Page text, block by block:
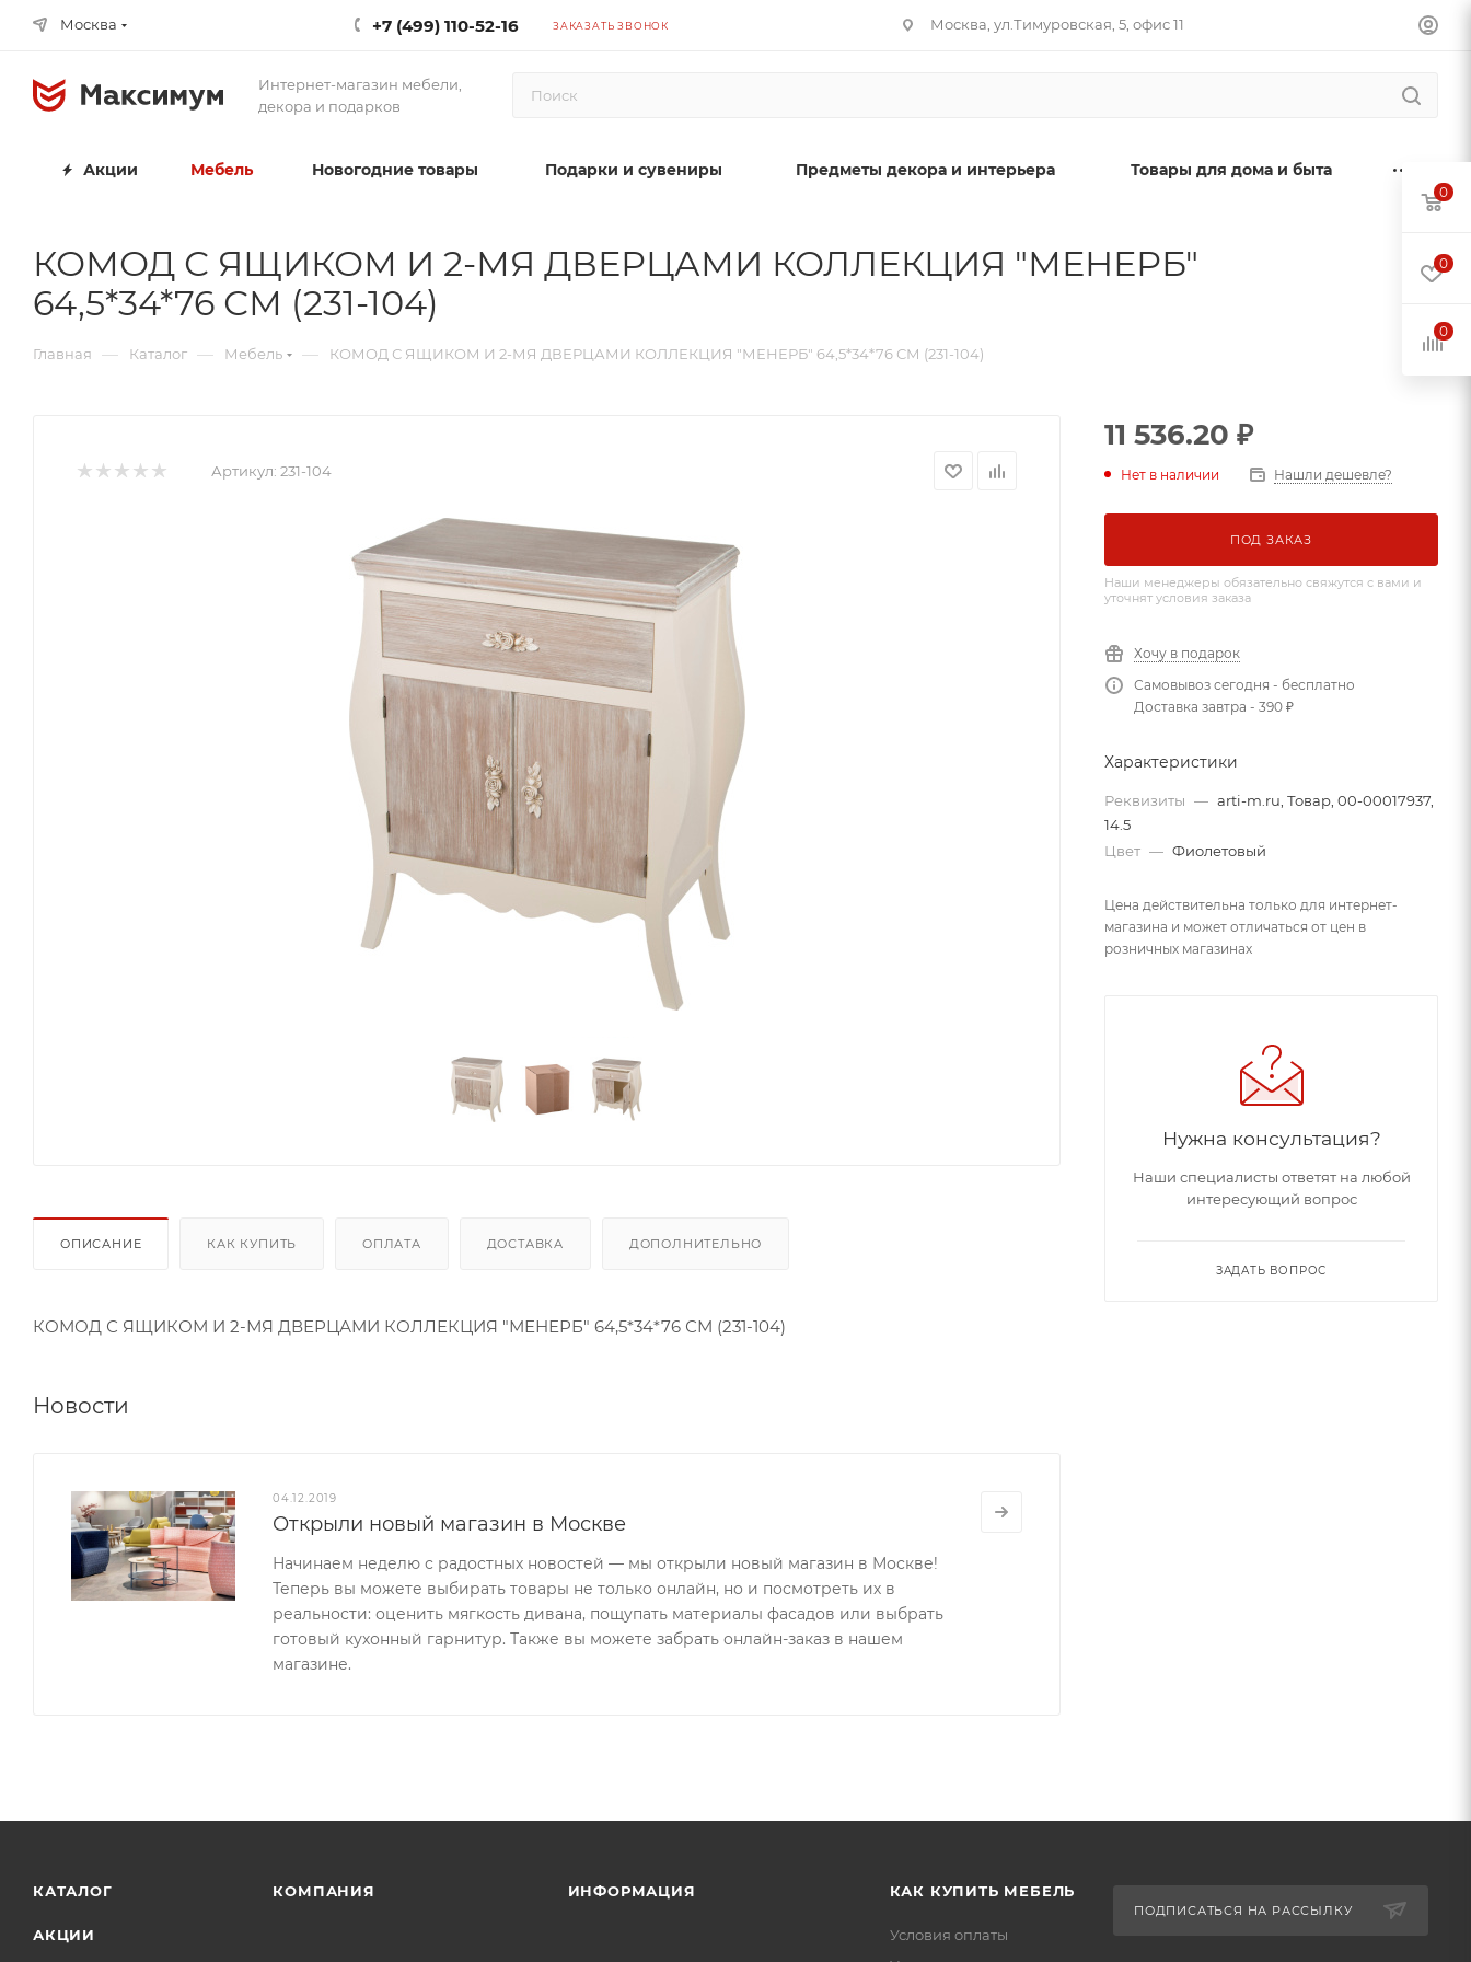
Москва +7 (499) 110-52-16 ЗАКАЗАТЬ ЗВОНОК Москва, ул.Тимуровская, 5, офис 11
Интернет-магазин мебели,
декора и подарков
Акции Мебель Новогодние товары Подарки и сувениры Предметы декора и интерьера Товары для дома и быта
КОМОД С ЯЩИКОМ И 2-МЯ ДВЕРЦАМИ КОЛЛЕКЦИЯ "МЕНЕРБ"
64,5*34*76 СМ (231-104)
Главная — Каталог — Мебель — КОМОД С ЯЩИКОМ И 2-МЯ ДВЕРЦАМИ КОЛЛЕКЦИЯ "МЕНЕРБ" 64,5*34*76 СМ (231-104)
Артикул: 231-104
ОПИСАНИЕ КАК КУПИТЬ ОПЛАТА ДОСТАВКА ДОПОЛНИТЕЛЬНО
КОМОД С ЯЩИКОМ И 2-МЯ ДВЕРЦАМИ КОЛЛЕКЦИЯ "МЕНЕРБ" 64,5*34*76 СМ (231-104)
Новости
04.12.2019
Открыли новый магазин в Москве
Начинаем неделю с радостных новостей — мы открыли новый магазин в Москве!
Теперь вы можете выбирать товары не только онлайн, но и посмотреть их в
реальности: оценить мягкость дивана, пощупать материалы фасадов или выбрать
готовый кухонный гарнитур. Также вы можете забрать онлайн-заказ в нашем
магазине.
11 536.20 ₽
Нет в наличии Нашли дешевле?
ПОД ЗАКАЗ
Наши менеджеры обязательно свяжутся с вами и
уточнят условия заказа
Хочу в подарок
Самовывоз сегодня - бесплатно
Доставка завтра - 390 ₽
Характеристики
Реквизиты — arti-m.ru, Товар, 00-00017937,
14.5
Цвет — Фиолетовый
Цена действительна только для интернет-
магазина и может отличаться от цен в
розничных магазинах
Нужна консультация?
Наши специалисты ответят на любой
интересующий вопрос
ЗАДАТЬ ВОПРОС
КАТАЛОГ
АКЦИИ
КОМПАНИЯ ИНФОРМАЦИЯ КАК КУПИТЬ МЕБЕЛЬ
Условия оплаты
ПОДПИСАТЬСЯ НА РАССЫЛКУ
0
0
0